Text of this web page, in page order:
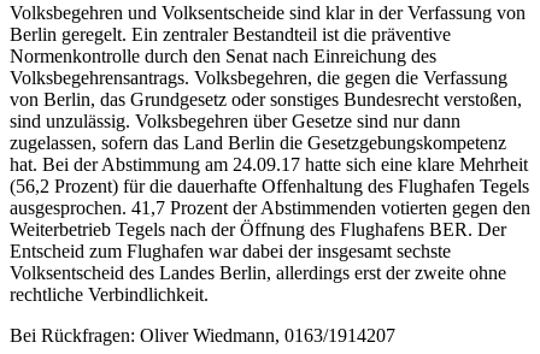
Volksbegehren und Volksentscheide sind klar in der Verfassung von
Berlin geregelt. Ein zentraler Bestandteil ist die präventive
Normenkontrolle durch den Senat nach Einreichung des
Volksbegehrensantrags. Volksbegehren, die gegen die Verfassung
von Berlin, das Grundgesetz oder sonstiges Bundesrecht verstoßen,
sind unzulässig. Volksbegehren über Gesetze sind nur dann
zugelassen, sofern das Land Berlin die Gesetzgebungskompetenz
hat. Bei der Abstimmung am 24.09.17 hatte sich eine klare Mehrheit
(56,2 Prozent) für die dauerhafte Offenhaltung des Flughafen Tegels
ausgesprochen. 41,7 Prozent der Abstimmenden votierten gegen den
Weiterbetrieb Tegels nach der Öffnung des Flughafens BER. Der
Entscheid zum Flughafen war dabei der insgesamt sechste
Volksentscheid des Landes Berlin, allerdings erst der zweite ohne
rechtliche Verbindlichkeit.
Bei Rückfragen: Oliver Wiedmann, 0163/1914207